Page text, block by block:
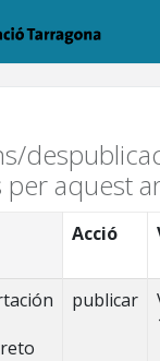
aquest
Acció
publicar